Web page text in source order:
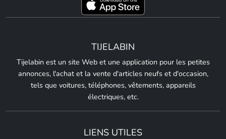
TIJELABIN
Tijelabin est un site Web et une application pour les petites
annonces, l'achat et la vente d'articles neufs et d'occasion,
tels que voitures, téléphones, vêtements, appareils
électriques, etc.
LIENS UTILES